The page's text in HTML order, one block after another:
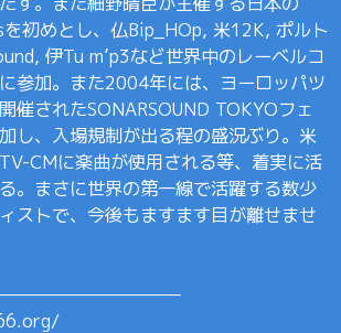
初めとし、仏Bip_HOp, 米12K, ポルト
伊Tu m’p3など世界中のレーベルコ
参加。また2004年には、ヨーロッパツ
催されたSONARSOUND TOKYOフェ
し、入場規制が出る程の盛況ぶり。米
CMに楽曲が使用される等、着実に活
。まさに世界の第一線で活躍する数少
ストで、今後もますます目が離せませ